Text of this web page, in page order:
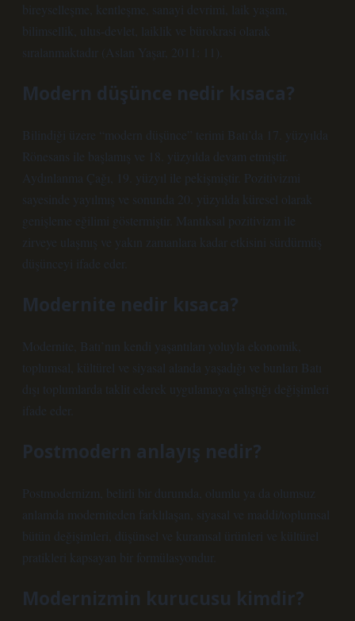
bireyselleşme, kentleşme, sanayi devrimi, laik yaşam,
bilimsellik, ulus-devlet, laiklik ve bürokrasi olarak
sıralanmaktadır (Aslan Yaşar, 2011: 11).
Modern düşünce nedir kısaca?
Bilindiği üzere “modern düşünce” terimi Batı’da 17. yüzyılda
Rönesans ile başlamış ve 18. yüzyılda devam etmiştir.
Aydınlanma Çağı, 19. yüzyıl ile pekişmiştir. Pozitivizmi
sayesinde yayılmış ve sonunda 20. yüzyılda küresel olarak
genişleme eğilimi göstermiştir. Mantıksal pozitivizm ile
zirveye ulaşmış ve yakın zamanlara kadar etkisini sürdürmüş
düşünceyi ifade eder.
Modernite nedir kısaca?
Modernite, Batı’nın kendi yaşantıları yoluyla ekonomik,
toplumsal, kültürel ve siyasal alanda yaşadığı ve bunları Batı
dışı toplumlarda taklit ederek uygulamaya çalıştığı değişimleri
ifade eder.
Postmodern anlayış nedir?
Postmodernizm, belirli bir durumda, olumlu ya da olumsuz
anlamda moderniteden farklılaşan, siyasal ve maddi/toplumsal
bütün değişimleri, düşünsel ve kuramsal ürünleri ve kültürel
pratikleri kapsayan bir formülasyondur.
Modernizmin kurucusu kimdir?